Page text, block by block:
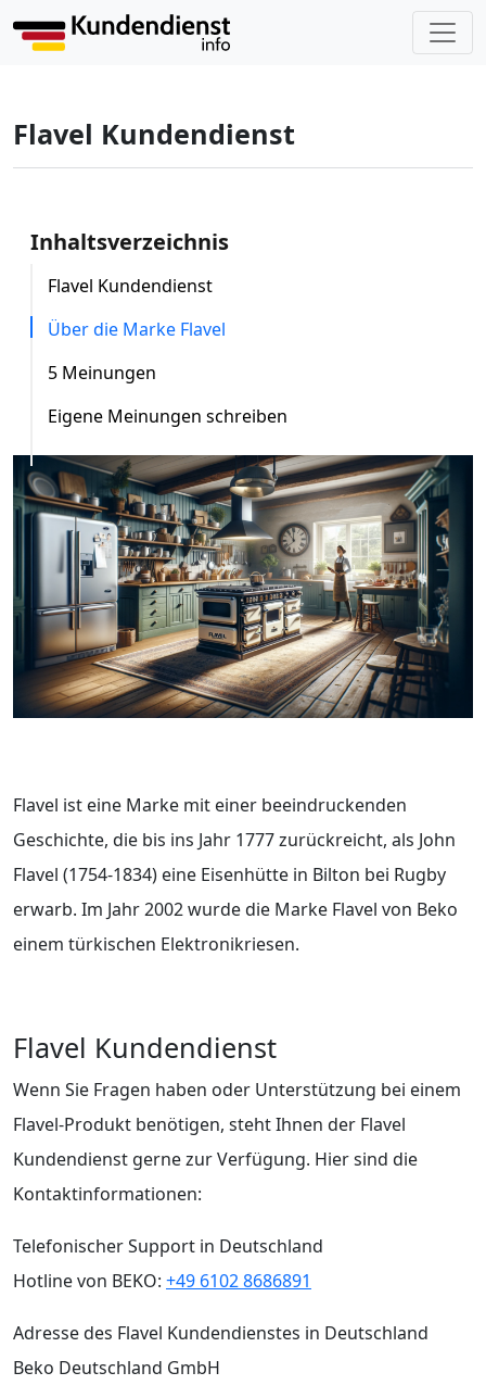
Flavel Kundendienst
Inhaltsverzeichnis
Flavel Kundendienst
Über die Marke Flavel
5 Meinungen
Eigene Meinungen schreiben
Flavel ist eine Marke mit einer beeindruckenden
Geschichte, die bis ins Jahr 1777 zurückreicht, als John
Flavel (1754-1834) eine Eisenhütte in Bilton bei Rugby
erwarb. Im Jahr 2002 wurde die Marke Flavel von Beko
einem türkischen Elektronikriesen.
Flavel Kundendienst
Wenn Sie Fragen haben oder Unterstützung bei einem
Flavel-Produkt benötigen, steht Ihnen der Flavel
Kundendienst gerne zur Verfügung. Hier sind die
Kontaktinformationen:
Telefonischer Support in Deutschland
Hotline von BEKO: +49 6102 8686891
Adresse des Flavel Kundendienstes in Deutschland
Beko Deutschland GmbH